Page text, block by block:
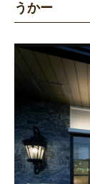
うかー